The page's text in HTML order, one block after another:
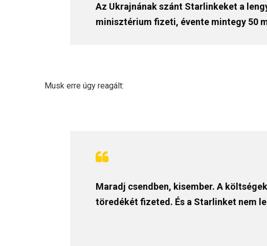
Az Ukrajnának szánt Starlinkeket a
minisztérium fizeti, évente mintegy 50
Musk erre úgy reagált:
Maradj csendben, kisember. A
töredékét fizeted. És a Starlinket nem